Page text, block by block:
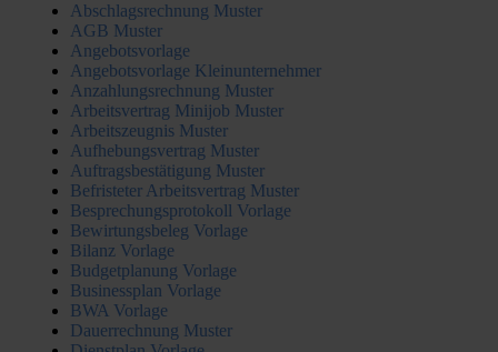
Abschlagsrechnung Muster
AGB Muster
Angebotsvorlage
Angebotsvorlage Kleinunternehmer
Anzahlungsrechnung Muster
Arbeitsvertrag Minijob Muster
Arbeitszeugnis Muster
Aufhebungsvertrag Muster
Auftragsbestätigung Muster
Befristeter Arbeitsvertrag Muster
Besprechungsprotokoll Vorlage
Bewirtungsbeleg Vorlage
Bilanz Vorlage
Budgetplanung Vorlage
Businessplan Vorlage
BWA Vorlage
Dauerrechnung Muster